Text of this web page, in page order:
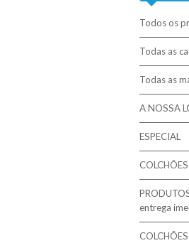
Todos os
Todas as
Todas as
A NOSSA
ESPECIAL
entrega
COLCHÕES